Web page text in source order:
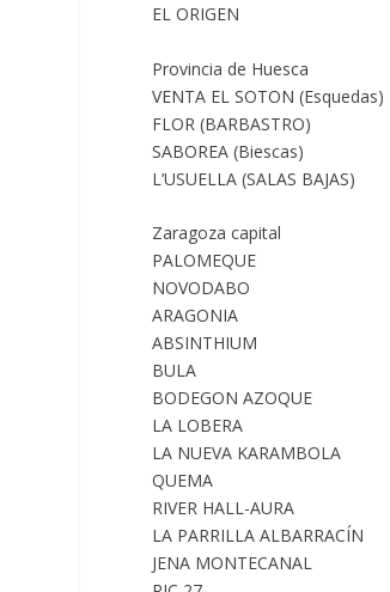
EL ORIGEN
Provincia de Huesca
VENTA EL SOTON (Esquedas)
FLOR (BARBASTRO)
SABOREA (Biescas)
L’USUELLA (SALAS BAJAS)
Zaragoza capital
PALOMEQUE
NOVODABO
ARAGONIA
ABSINTHIUM
BULA
BODEGON AZOQUE
LA LOBERA
LA NUEVA KARAMBOLA
QUEMA
RIVER HALL-AURA
LA PARRILLA ALBARRACÍN
JENA MONTECANAL